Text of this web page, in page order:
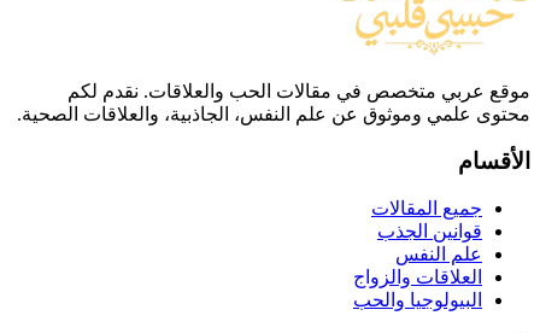
موقع عربي متخصص في مقالات الحب والعلاقات. نقدم لكم
محتوى علمي وموثوق عن علم النفس، الجاذبية، والعلاقات الصحية.
الأقسام
جميع المقالات
قوانين الجذب
علم النفس
العلاقات والزواج
البيولوجيا والحب